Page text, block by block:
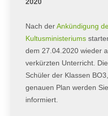
Nach derAnkündigung
Kultusministeriums
dem 27.04.2020 wieder
verkürzten Unterricht.
Schüler der Klassen
genauen Plan werden
informiert.